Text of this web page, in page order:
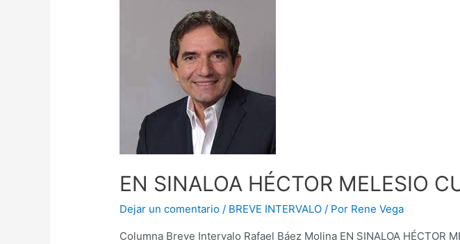
EN SINALOA HÉCTOR MELESIO
Dejar un comentario / BREVE INTERVALO / Por Rene Vega
Columna Breve Intervalo Rafael Báez Molina EN SINALOA HÉCTOR